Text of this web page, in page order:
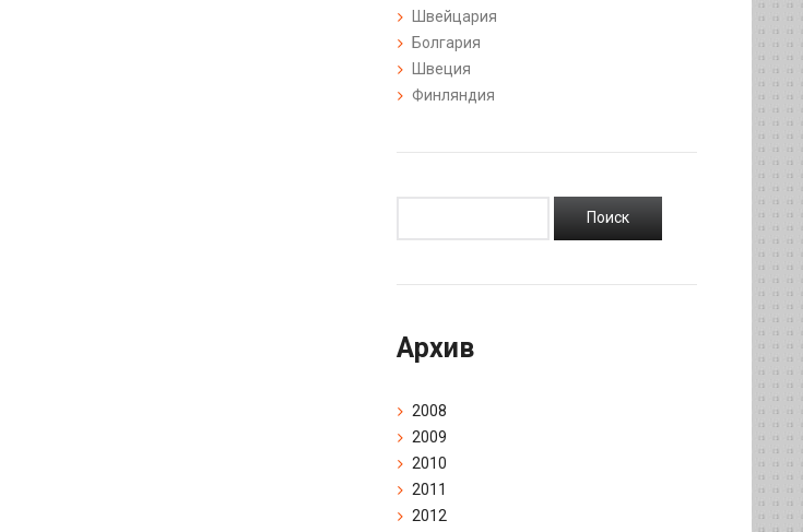
Швейцария
Болгария
Швеция
Финляндия
Архив
2008
2009
2010
2011
2012